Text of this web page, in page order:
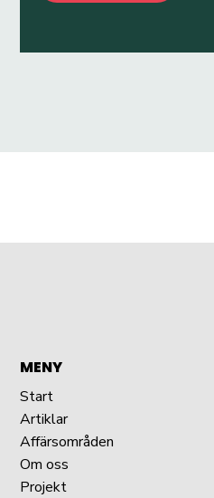
MENY
Start
Artiklar
Affärsområden
Om oss
Projekt